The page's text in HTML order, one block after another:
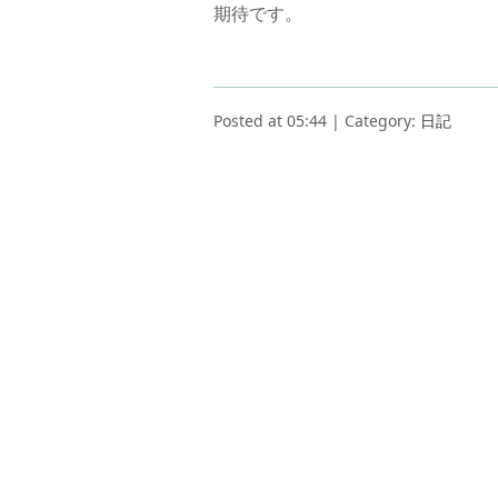
期待です。
Posted at 05:44 | Category: 日記